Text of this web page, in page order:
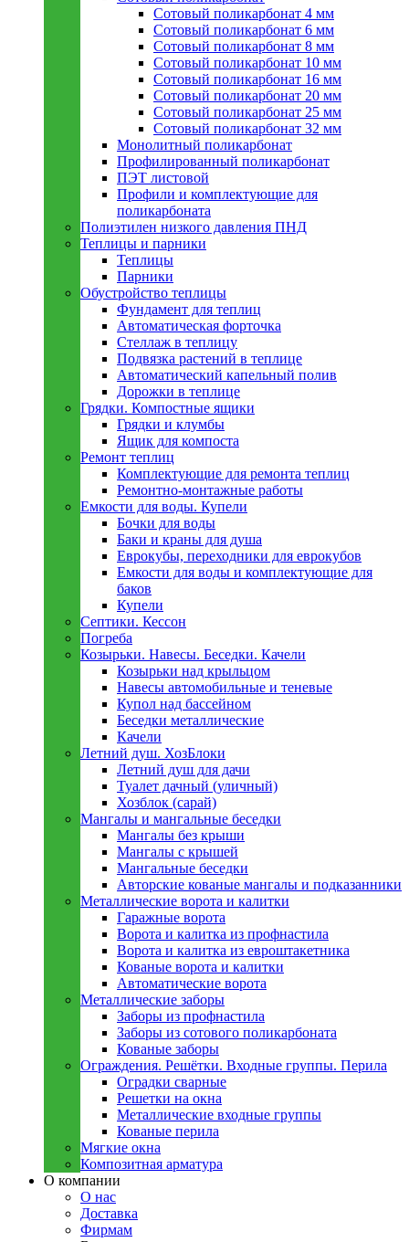
Сотовый поликарбонат 4 мм
Сотовый поликарбонат 6 мм
Сотовый поликарбонат 8 мм
Сотовый поликарбонат 10 мм
Сотовый поликарбонат 16 мм
Сотовый поликарбонат 20 мм
Сотовый поликарбонат 25 мм
Сотовый поликарбонат 32 мм
Монолитный поликарбонат
Профилированный поликарбонат
ПЭТ листовой
Профили и комплектующие для
поликарбоната
Полиэтилен низкого давления ПНД
Теплицы и парники
Теплицы
Парники
Обустройство теплицы
Фундамент для теплиц
Автоматическая форточка
Стеллаж в теплицу
Подвязка растений в теплице
Автоматический капельный полив
Дорожки в теплице
Грядки. Компостные ящики
Грядки и клумбы
Ящик для компоста
Ремонт теплиц
Комплектующие для ремонта теплиц
Ремонтно-монтажные работы
Емкости для воды. Купели
Бочки для воды
Баки и краны для душа
Еврокубы, переходники для еврокубов
Емкости для воды и комплектующие для
баков
Купели
Септики. Кессон
Погреба
Козырьки. Навесы. Беседки. Качели
Козырьки над крыльцом
Навесы автомобильные и теневые
Купол над бассейном
Беседки металлическиe
Качели
Летний душ. ХозБлоки
Летний душ для дачи
Туалет дачный (уличный)
Хозблок (сарай)
Мангалы и мангальные беседки
Мангалы без крыши
Мангалы с крышей
Мангальные беседки
Авторские кованые мангалы и подказанники
Металлическиe ворота и калитки
Гаражные ворота
Ворота и калитка из профнастила
Ворота и калитка из евроштакетника
Кованые ворота и калитки
Автоматические ворота
Металлическиe заборы
Заборы из профнастила
Заборы из сотового поликарбоната
Кованые заборы
Ограждения. Решётки. Входные группы. Перила
Оградки сварные
Решетки на окна
Металлические входные группы
Кованые перила
Мягкие окна
Композитная арматура
О компании
О нас
Доставка
Фирмам